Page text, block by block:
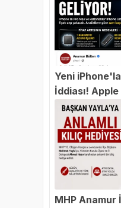
Yeni
İddiası!
iPhone'u
MHP Anamur